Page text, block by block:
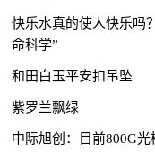
快乐水真的使人快乐吗
命科学”
和田白玉平安扣吊坠
紫罗兰飘绿
中际旭创：目前800G